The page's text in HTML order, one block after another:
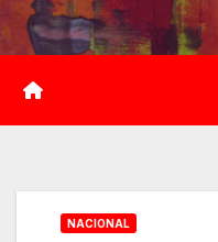
Saltar
al
contenido
NACIONAL